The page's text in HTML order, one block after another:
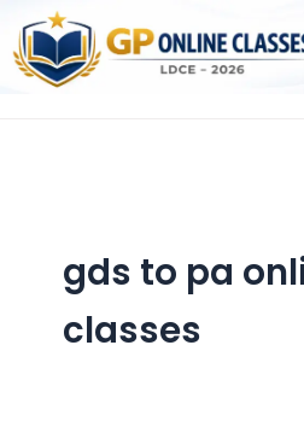
content
gds to pa
classes